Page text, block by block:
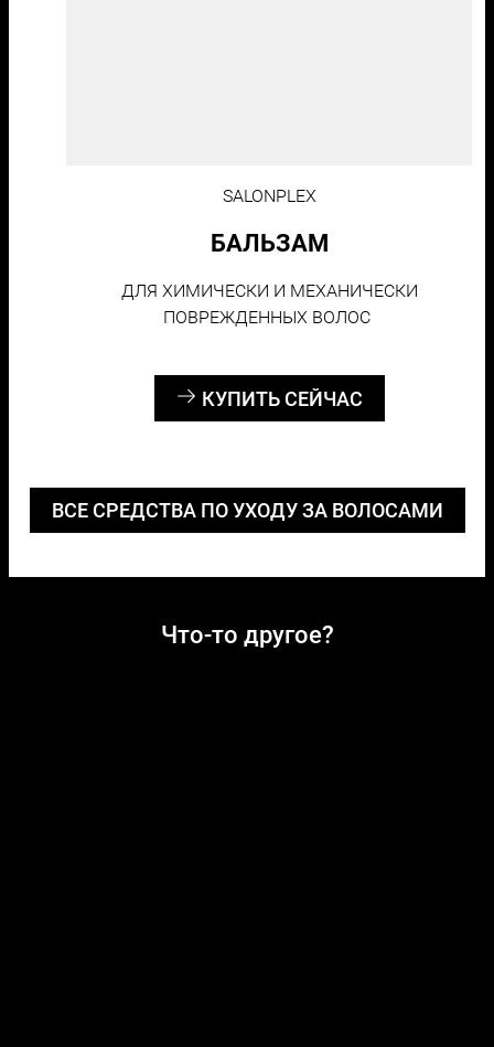
SALONPLEX
БАЛЬЗАМ
ДЛЯ ХИМИЧЕСКИ И МЕХАНИЧЕСКИ
ПОВРЕЖДЕННЫХ ВОЛОС
КУПИТЬ СЕЙЧАС
ВСЕ СРЕДСТВА ПО УХОДУ ЗА ВОЛОСАМИ
Что-то другое?